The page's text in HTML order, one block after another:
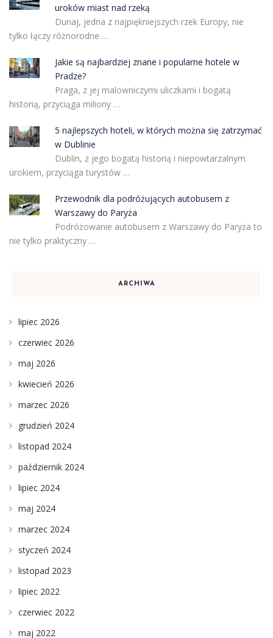
uroków miast nad rzeką
Dunaj, jedna z najpiękniejszych rzek Europy, nie
tylko łączy różnorodne …
Jakie są najbardziej znane i popularne hotele w
Pradze?
Praga, z jej malowniczymi uliczkami i bogatą
historią, przyciąga miliony …
5 najlepszych hoteli, w których można się zatrzymać
w Dublinie
Dublin, z jego bogatą historią i niepowtarzalnym
urokiem, przyciąga turystów …
Przewodnik dla podróżujących autobusem z
Warszawy do Paryża
Podróżowanie autobusem z Warszawy do Paryża to
nie tylko praktyczny …
ARCHIWA
lipiec 2026
czerwiec 2026
maj 2026
kwiecień 2026
marzec 2026
grudzień 2024
listopad 2024
październik 2024
lipiec 2024
maj 2024
marzec 2024
styczeń 2024
listopad 2023
lipiec 2022
czerwiec 2022
maj 2022